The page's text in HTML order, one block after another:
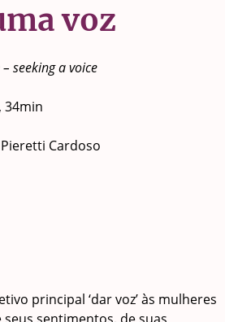
voz
seeking a voice
34min
Cardoso
principal ‘dar voz’ às mulheres